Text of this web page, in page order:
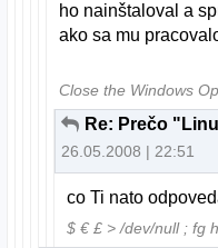
ho nainštaloval a
ako sa mu
Close the Windows
Re: Prečo
26.05.2008 | 22:51
co Ti nato
$ € £ > /dev/null ; fg